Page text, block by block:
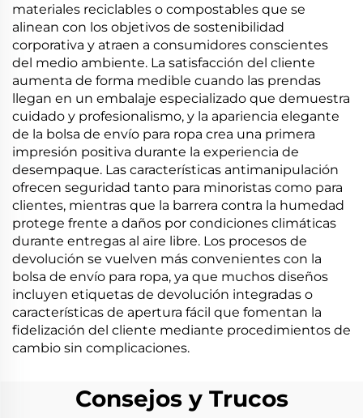
materiales reciclables o compostables que se
alinean con los objetivos de sostenibilidad
corporativa y atraen a consumidores conscientes
del medio ambiente. La satisfacción del cliente
aumenta de forma medible cuando las prendas
llegan en un embalaje especializado que demuestra
cuidado y profesionalismo, y la apariencia elegante
de la bolsa de envío para ropa crea una primera
impresión positiva durante la experiencia de
desempaque. Las características antimanipulación
ofrecen seguridad tanto para minoristas como para
clientes, mientras que la barrera contra la humedad
protege frente a daños por condiciones climáticas
durante entregas al aire libre. Los procesos de
devolución se vuelven más convenientes con la
bolsa de envío para ropa, ya que muchos diseños
incluyen etiquetas de devolución integradas o
características de apertura fácil que fomentan la
fidelización del cliente mediante procedimientos de
cambio sin complicaciones.
Consejos y Trucos